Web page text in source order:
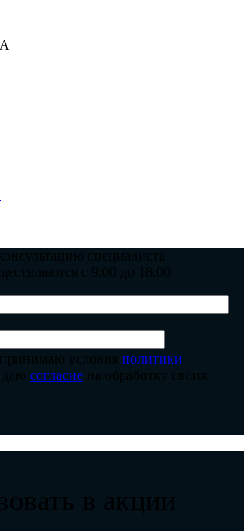
специалиста
с 9:00 до 18:00
принимаю условия политики
даю согласие на обработку своих
в акции